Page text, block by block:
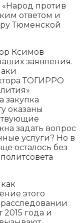
против
ответом и
Тюменской
Ксимов
заявления.
ТОГИРРО
закупка
оказаны
задать вопрос
услуги? Но в
осталось без
этого
2015 года и